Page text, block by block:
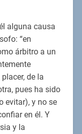
alguna causa
“en
árbitro a un
de la
pues ha sido
evitar), y no se
en él. Y
y la